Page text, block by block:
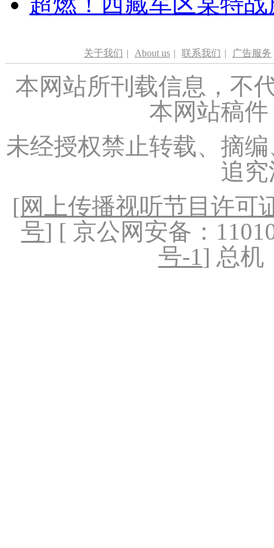
关于我们 | About us | 联系我们 | 广告服务
本网站所刊载信息，不
本网站稿
未经授权禁止转载、摘
追
[网上传播视听节目许可
号] [ 京公网安备：
号-1] 总机